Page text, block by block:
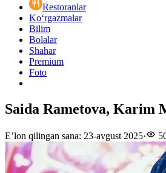
Restoranlar
Ko‘rgazmalar
Bilim
Bolalar
Shahar
Premium
Foto
Saida Rametova, Karim
E’lon qilingan sana: 23-avgust 2025·